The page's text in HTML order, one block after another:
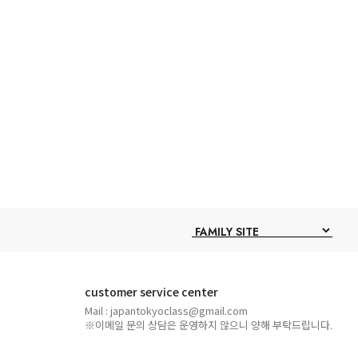
customer service center
Mail : japantokyoclass@gmail.com
※이메일 문의 상담은 운영하지 않으니 양해 부탁드립니다.